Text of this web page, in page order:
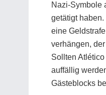
Nazi-Symbole
getätigt
eine
verhängen,
Sollten
auffällig
Gästeblocks